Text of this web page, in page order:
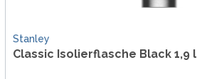
Stanley
Classic Isolierflasche Black 1,9 l